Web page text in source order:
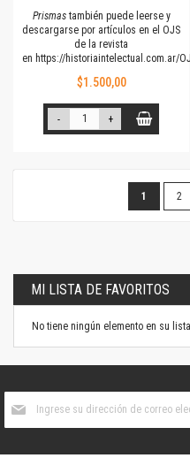
Prismas también puede leerse y
descargarse por artículos en el OJS
de la revista
en https://historiaintelectual.com.ar/
$1.500,00
- +
Estás
página
1 2
MI LISTA DE FAVORITOS
No tiene ningún elemento en su
boletín